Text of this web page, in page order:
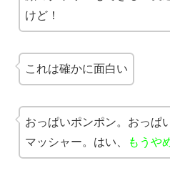
けど！
これは確かに面白い
おっぱいポンポン。おっぱ
マッシャー。はい、
もうや